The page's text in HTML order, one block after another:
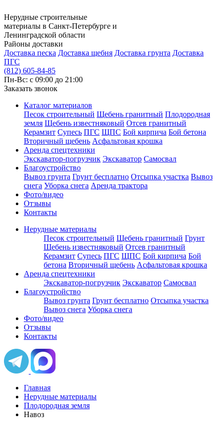
Нерудные строительные
материалы в Санкт-Петербурге и
Ленинградской области
Районы доставки
Доставка песка Доставка щебня Доставка грунта Доставка
ПГС
(812) 605-84-85
Пн-Вс: с 09:00 до 21:00
Заказать звонок
Каталог материалов
Песок строительный Щебень гранитный Плодородная
земля Щебень известняковый Отсев гранитный
Керамзит Супесь ПГС ЩПС Бой кирпича Бой бетона
Вторичный щебень Асфальтовая крошка
Аренда спецтехники
Экскаватор-погрузчик Экскаватор Самосвал
Благоустройство
Вывоз грунта Грунт бесплатно Отсыпка участка Вывоз
снега Уборка снега Аренда трактора
Фото/видео
Отзывы
Контакты
Нерудные материалы
Песок строительный Щебень гранитный Грунт
Щебень известняковый Отсев гранитный
Керамзит Супесь ПГС ЩПС Бой кирпича Бой
бетона Вторичный щебень Асфальтовая крошка
Аренда спецтехники
Экскаватор-погрузчик Экскаватор Самосвал
Благоустройство
Вывоз грунта Грунт бесплатно Отсыпка участка
Вывоз снега Уборка снега
Фото/видео
Отзывы
Контакты
Главная
Нерудные материалы
Плодородная земля
Навоз